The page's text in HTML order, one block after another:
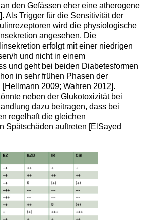
den Gefässen eher eine atherogene
Als Trigger für die Sensitivität der
wird die physiologische
angesehen. Die
erfolgt mit einer niedrigen
h und nicht in einem
und geht bei beiden Diabetesformen
in sehr frühen Phasen der
2009; Wahren 2012].
neben der Glukotoxizität bei
dazu beitragen, dass bei
regelhaft die gleichen
Spätschäden auftreten [ElSayed